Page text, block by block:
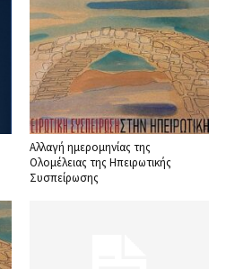
Αλλαγή ημερομηνίας της
Ολομέλειας της Ηπειρωτικής
Συσπείρωσης